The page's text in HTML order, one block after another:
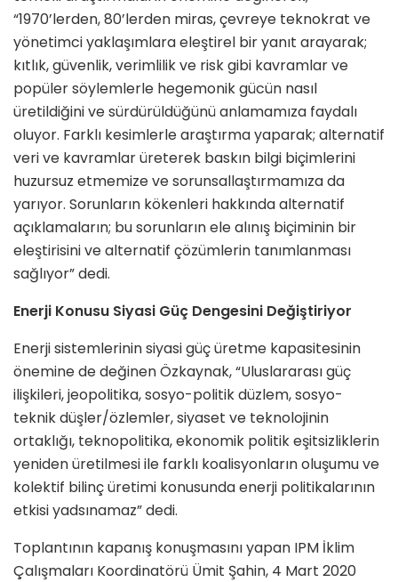
“1970’lerden, 80’lerden miras, çevreye teknokrat ve
yönetimci yaklaşımlara eleştirel bir yanıt arayarak;
kıtlık, güvenlik, verimlilik ve risk gibi kavramlar ve
popüler söylemlerle hegemonik gücün nasıl
üretildiğini ve sürdürüldüğünü anlamamıza faydalı
oluyor. Farklı kesimlerle araştırma yaparak; alternatif
veri ve kavramlar üreterek baskın bilgi biçimlerini
huzursuz etmemize ve sorunsallaştırmamıza da
yarıyor. Sorunların kökenleri hakkında alternatif
açıklamaların; bu sorunların ele alınış biçiminin bir
eleştirisini ve alternatif çözümlerin tanımlanması
sağlıyor” dedi.
Enerji Konusu Siyasi Güç Dengesini Değiştiriyor
Enerji sistemlerinin siyasi güç üretme kapasitesinin
önemine de değinen Özkaynak, “Uluslararası güç
ilişkileri, jeopolitika, sosyo-politik düzlem, sosyo-
teknik düşler/özlemler, siyaset ve teknolojinin
ortaklığı, teknopolitika, ekonomik politik eşitsizliklerin
yeniden üretilmesi ile farklı koalisyonların oluşumu ve
kolektif bilinç üretimi konusunda enerji politikalarının
etkisi yadsınamaz” dedi.
Toplantının kapanış konuşmasını yapan IPM İklim
Çalışmaları Koordinatörü Ümit Şahin, 4 Mart 2020